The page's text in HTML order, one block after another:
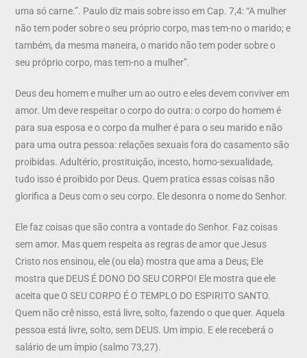
uma só carne.”. Paulo diz mais sobre isso em Cap. 7,4: “A mulher
não tem poder sobre o seu próprio corpo, mas tem-no o marido; e
também, da mesma maneira, o marido não tem poder sobre o
seu próprio corpo, mas tem-no a mulher”.
Deus deu homem e mulher um ao outro e eles devem conviver em
amor. Um deve respeitar o corpo do outra: o corpo do homem é
para sua esposa e o corpo da mulher é para o seu marido e não
para uma outra pessoa: relações sexuais fora do casamento são
proibidas. Adultério, prostituição, incesto, homo-sexualidade,
tudo isso é proibido por Deus. Quem pratica essas coisas não
glorifica a Deus com o seu corpo. Ele desonra o nome do Senhor.
Ele faz coisas que são contra a vontade do Senhor. Faz coisas
sem amor. Mas quem respeita as regras de amor que Jesus
Cristo nos ensinou, ele (ou ela) mostra que ama a Deus; Ele
mostra que DEUS É DONO DO SEU CORPO! Ele mostra que ele
aceita que O SEU CORPO É O TEMPLO DO ESPIRITO SANTO.
Quem não crê nisso, está livre, solto, fazendo o que quer. Aquela
pessoa está livre, solto, sem DEUS. Um ímpio. E ele receberá o
salário de um ímpio (salmo 73,27).